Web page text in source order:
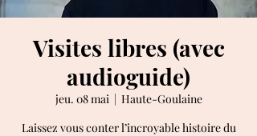
Visites libres (avec
audioguide)
jeu. 08 mai
  |
Haute-Goulaine
Laissez vous conter l’incroyable histoire du